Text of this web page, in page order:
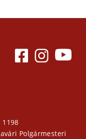
1198
Polgármesteri